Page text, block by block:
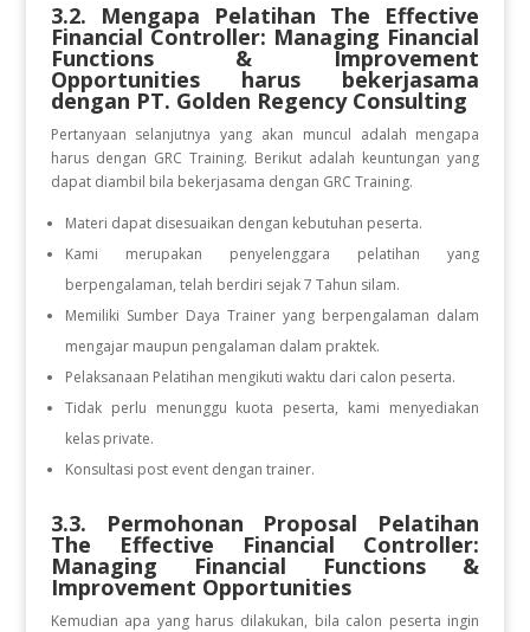
3.2. Mengapa Pelatihan The Effective
Financial Controller: Managing Financial
Functions & Improvement
Opportunitiesharus bekerjasama
dengan PT. Golden Regency Consulting
Pertanyaan selanjutnya yang akan muncul adalah mengapa
harus dengan GRC Training. Berikut adalah keuntungan yang
dapat diambil bila bekerjasama dengan GRC Training.
Materi dapat disesuaikan dengan kebutuhan peserta.
Kami merupakan penyelenggara pelatihan yang
berpengalaman, telah berdiri sejak 7 Tahun silam.
Memiliki Sumber Daya Trainer yang berpengalaman dalam
mengajar maupun pengalaman dalam praktek.
Pelaksanaan Pelatihan mengikuti waktu dari calon peserta.
Tidak perlu menunggu kuota peserta, kami menyediakan
kelas private.
Konsultasi post event dengan trainer.
3.3. Permohonan Proposal Pelatihan
The Effective Financial Controller:
Managing Financial Functions &
Improvement Opportunities
Kemudian apa yang harus dilakukan, bila calon peserta ingin